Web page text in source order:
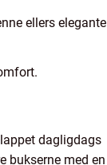
ellers elegante
dagligdags
bukserne med en